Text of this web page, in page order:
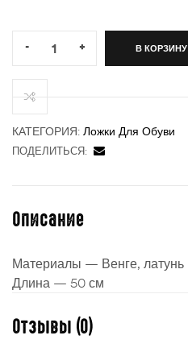
- + В КОРЗИНУ
КАТЕГОРИЯ: Ложки Для Обуви
ПОДЕЛИТЬСЯ:
Описание
Материалы — Венге, латунь
Длина — 50 см
Отзывы (0)